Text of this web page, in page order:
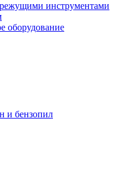
режущими инструментами
оборудование
и бензопил